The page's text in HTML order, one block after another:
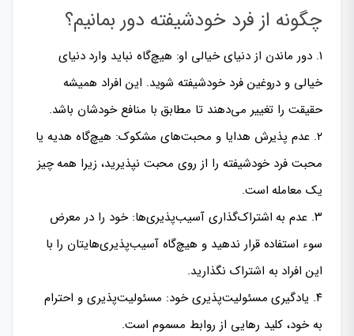
چگونه از فرد خودشیفته دور بمانیم؟
۱. دور ماندن از دنیای خیالی او: هیچ‌گاه نباید وارد دنیای
خیالی و دروغین فرد خودشیفته شوید. این افراد همیشه
حقیقت را تغییر می‌دهند تا مطابق با منافع خودشان باشد.
۲. عدم پذیرش هدایا و محبت‌های مشکوک: هیچ‌گاه هدیه یا
محبت فرد خودشیفته را از روی محبت نپذیرید، زیرا همه چیز
یک معامله است.
۳. عدم به اشتراک‌گذاری آسیب‌پذیری‌ها: خود را در معرض
سوء استفاده قرار ندهید و هیچ‌گاه آسیب‌پذیری‌هایتان را با
این افراد به اشتراک نگذارید.
۴. یادگیری مسئولیت‌پذیری خود: مسئولیت‌پذیری و احترام
به خود، کلید رهایی از روابط مسموم است.